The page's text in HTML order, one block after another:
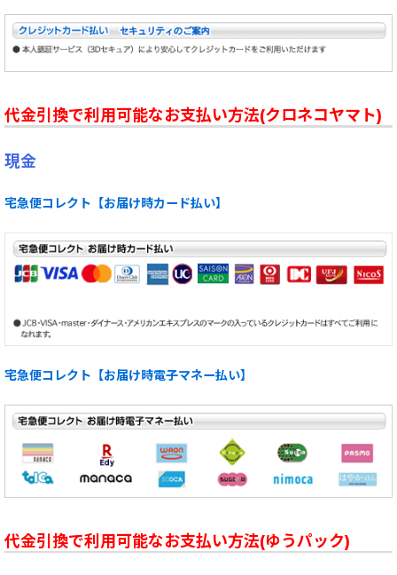
代金引換で利用可能なお支払い方法(クロネコヤマト)
現金
宅急便コレクト【お届け時カード払い】
宅急便コレクト【お届け時電子マネー払い】
代金引換で利用可能なお支払い方法(ゆうパック)